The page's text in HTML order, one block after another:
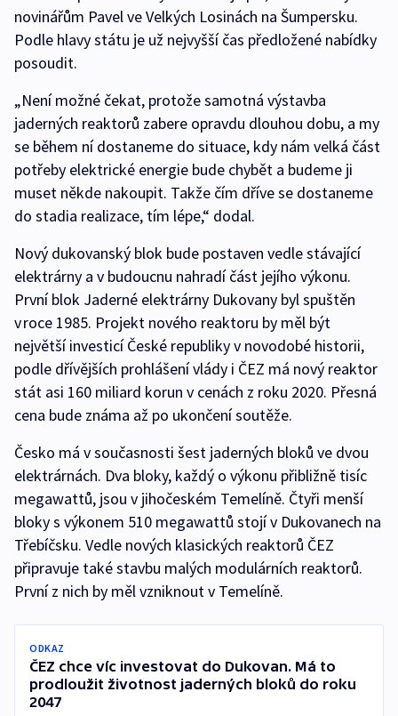
novinářům Pavel ve Velkých Losinách na Šumpersku.
Podle hlavy státu je už nejvyšší čas předložené nabídky
posoudit.
„Není možné čekat, protože samotná výstavba
jaderných reaktorů zabere opravdu dlouhou dobu, a my
se během ní dostaneme do situace, kdy nám velká část
potřeby elektrické energie bude chybět a budeme ji
muset někde nakoupit. Takže čím dříve se dostaneme
do stadia realizace, tím lépe,“ dodal.
Nový dukovanský blok bude postaven vedle stávající
elektrárny a v budoucnu nahradí část jejího výkonu.
První blok Jaderné elektrárny Dukovany byl spuštěn
v roce 1985. Projekt nového reaktoru by měl být
největší investicí České republiky v novodobé historii,
podle dřívějších prohlášení vlády i ČEZ má nový reaktor
stát asi 160 miliard korun v cenách z roku 2020. Přesná
cena bude známa až po ukončení soutěže.
Česko má v současnosti šest jaderných bloků ve dvou
elektrárnách. Dva bloky, každý o výkonu přibližně tisíc
megawattů, jsou v jihočeském Temelíně. Čtyři menší
bloky s výkonem 510 megawattů stojí v Dukovanech na
Třebíčsku. Vedle nových klasických reaktorů ČEZ
připravuje také stavbu malých modulárních reaktorů.
První z nich by měl vzniknout v Temelíně.
ODKAZ
ČEZ chce víc investovat do Dukovan. Má to
prodloužit životnost jaderných bloků do roku
2047